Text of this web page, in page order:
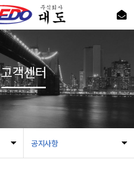
공지사항
고객센터